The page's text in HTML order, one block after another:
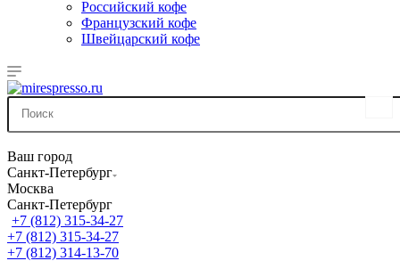
Российский кофе
Французский кофе
Швейцарский кофе
Ваш город
Санкт-Петербург
Москва
Санкт-Петербург
+7 (812) 315-34-27
+7 (812) 315-34-27
+7 (812) 314-13-70